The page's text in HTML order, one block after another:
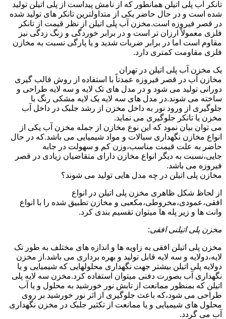
تانکر آب پلی اتیلن همانطور که از نامش پیداست از پلی اتیلن تولید
شده است و در حال حاضر یکی از متداولترین تانکر های تولید شده
در قصر فیروزه است.مخزن آب پلی اتیلن از نظر قیمت از تانکر
فلزی معمولاً ارزان تر است و در برابر خوردگی و زنگ زدگی نیز
مقاوم است اما در برابر ضربات شدید و یا پارگی نسبت به مخازن
فلزی مقاومت کمتری دارد.
یک مخزن آب پلی اتیلن در تهران
مخازن آب در قصر فیروزه عمدتاً با استفاده از روش قالب گیری
دورانی تولید می شود و در مدل های تک لایه و سه لایه طراحی و
ساخته می شوند.در مدل های سه لایه یک لایه مشکی رنگ با
جلوگیری از ورود نور به داخل مخزن از رشد جلبک در داخل آب
مخزن یا تانکر جلوگیری می نماید.
می توان بیان نمود که این نوع مخازن از جمله مخزن آب یکی از
انواع مخازن نگهداری سیالات و مواد شیمیایی می باشد.که در حال
حاضر به علت قیمت مناسب،وزن کم و سهولت در جابه
جایی،نسبت به دیگر انواع مخازن دارای متقاضیان زیادی در قصر
فیروزه می باشد.
مخازن پلی اتیلن در چه مدل هایی تولید می شوند؟
از لحاظ شکل ظاهری مخزن پلی اتیلن در انواع
افقی،عمودی،مخروطی،مکعبی و مخازن تطبیق شده را با انواع
وانت ها و زیر پله ها میتوان تقسیم بندی کرد.
مخزن پلی اتیلنی افقی:
مخزن پلی اتیلن افقی به زاویه ها و اندازه های مختلف به طور تک
لایه،دولایه و سه لایه قابل تولید و بهره برداری می باشد.از مخزن
دولایه پلی اتیلن بیشتر جهت نگهداری محلولهایی که شیمیایی و یا
نگهداری آب بصورت دفنی میتوان استفاده کرد.مخزن سه لایه پلی
اتیلن که بمنظور ممانعت از تابش نور خورشید به محلول و یا آب
طراحی می شود،که باعث جلوگیری از اثر نور خورشید بر روی
محلول های شیمیایی و یا ممانعت از تکثیر جلبک در مخزن نگهداری
آب می گردد.